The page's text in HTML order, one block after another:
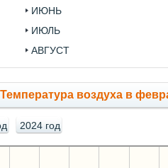
ИЮНЬ
ИЮЛЬ
АВГУСТ
Температура воздуха в
2024 год